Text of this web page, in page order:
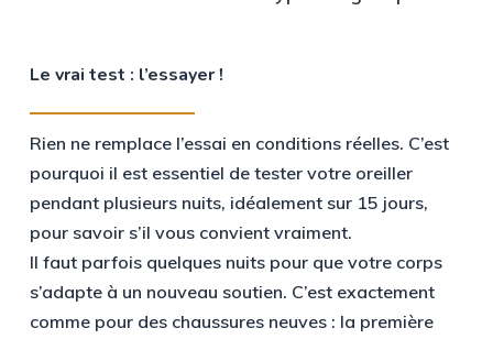
Le vrai test : l’essayer !
Rien ne remplace l’essai en conditions réelles. C’est
pourquoi il est essentiel de tester votre oreiller
pendant plusieurs nuits, idéalement sur 15 jours,
pour savoir s’il vous convient vraiment.
Il faut parfois quelques nuits pour que votre corps
s’adapte à un nouveau soutien. C’est exactement
comme pour des chaussures neuves : la première